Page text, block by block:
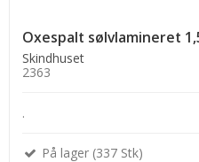
Oxespalt sølvlamineret
Skindhuset
2363
.
På lager (337 Stk)